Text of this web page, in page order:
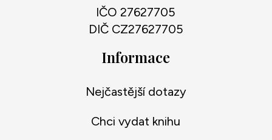
IČO 27627705
DIČ CZ27627705
Informace
Nejčastější dotazy
Chci vydat knihu